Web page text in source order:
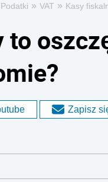
Podatki » VAT » Kasy
to
Zapisz